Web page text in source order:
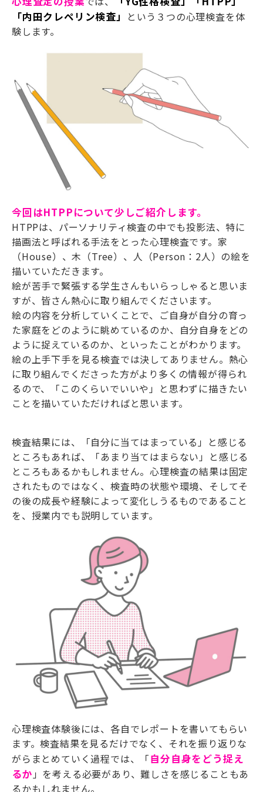
「内田クレペリン検査」
という３つの心理検査を体
験します。
今回はHTPPについて少しご紹介します。
HTPPは、パーソナリティ検査の中でも投影法、特に
描画法と呼ばれる手法をとった心理検査です。家
（House）、木（Tree）、人（Person：2人）の絵を
描いていただきます。
絵が苦手で緊張する学生さんもいらっしゃると思いま
すが、皆さん熱心に取り組んでくださいます。
絵の内容を分析していくことで、ご自身が自分の育っ
た家庭をどのように眺めているのか、自分自身をどの
ように捉えているのか、といったことがわかります。
絵の上手下手を見る検査では決してありません。熱心
に取り組んでくださった方がより多くの情報が得られ
るので、「このくらいでいいや」と思わずに描きたい
ことを描いていただければと思います。
検査結果には、「自分に当てはまっている」と感じる
ところもあれば、「あまり当てはまらない」と感じる
ところもあるかもしれません。心理検査の結果は固定
されたものではなく、検査時の状態や環境、そしてそ
の後の成長や経験によって変化しうるものであること
を、授業内でも説明しています。
心理検査体験後には、各自でレポートを書いてもらい
ます。検査結果を見るだけでなく、それを振り返りな
がらまとめていく過程では、「自分自身をどう捉え
るか 」を考える必要があり、難しさを感じることもあ
るかもしれません。